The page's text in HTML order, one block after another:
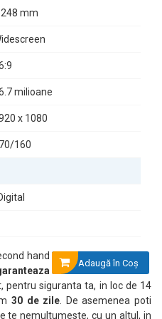
mm
milioane
x 1080
160
Adaugă în Coş
hand
pentru siguranta ta, in loc de 14
30 de zile. De asemenea poti
te nemultumeste, cu un altul, in